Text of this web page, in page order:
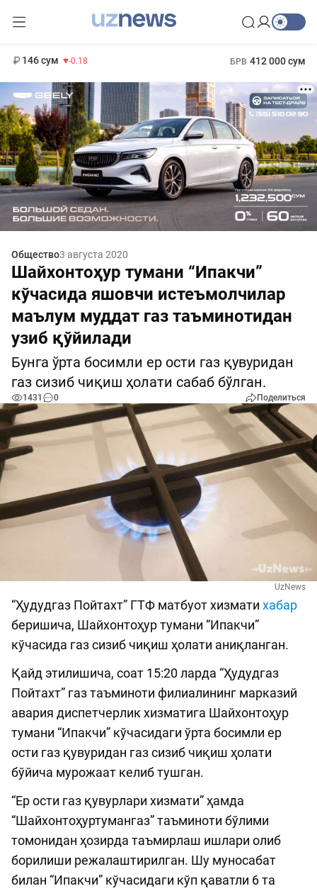
146 сум -0.18 БРВ 412 000 сум
Общество3 августа 2020
Шайхонтоҳур тумани “Ипакчи”
кўчасида яшовчи истеъмолчилар
маълум муддат газ таъминотидан
узиб қўйилади
Бунга ўрта босимли ер ости газ қувуридан
газ сизиб чиқиш ҳолати сабаб бўлган.
1431 0 Поделиться
UzNews
“Ҳудудгаз Пойтахт” ГТФ матбуот хизмати хабар
беришича, Шайхонтоҳур тумани “Ипакчи”
кўчасида газ сизиб чиқиш ҳолати аниқланган.
Қайд этилишича, соат 15:20 ларда “Ҳудудгаз
Пойтахт” газ таъминоти филиалининг марказий
авария диспетчерлик хизматига Шайхонтоҳур
тумани “Ипакчи” кўчасидаги ўрта босимли ер
ости газ қувуридан газ сизиб чиқиш ҳолати
бўйича мурожаат келиб тушган.
“Ер ости газ қувурлари хизмати” ҳамда
“Шайхонтоҳуртумангаз” таъминоти бўлими
томонидан ҳозирда таъмирлаш ишлари олиб
борилиши режалаштирилган. Шу муносабат
билан “Ипакчи” кўчасидаги кўп қаватли 6 та